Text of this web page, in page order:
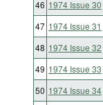
46 1974 Issue 30
47 1974 Issue 31
48 1974 Issue 32
49 1974 Issue 33
50 1974 Issue 34